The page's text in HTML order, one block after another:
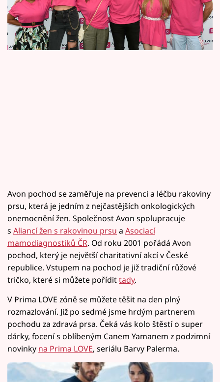
Sledujte prima+
Filmový festival Karlovy Vary
zóně, kde se budeme moci nechat hýčkat.
Avon pochod se zaměřuje na prevenci a léčbu rakoviny
prsu, která je jedním z nejčastějších onkologických
onemocnění žen. Společnost Avon spolupracuje
s Aliancí žen s rakovinou prsu a Asociací
mamodiagnostiků ČR. Od roku 2001 pořádá Avon
pochod, který je největší charitativní akcí v České
republice. Vstupem na pochod je již tradiční růžové
tričko, které si můžete pořídittady.
V Prima LOVE zóně se můžete těšit na den plný
rozmazlování. Již po sedmé jsme hrdým partnerem
pochodu za zdravá prsa. Čeká vás kolo štěstí o super
dárky, focení s oblíbeným Canem Yamanem z podzimní
novinky na Prima LOVE, seriálu Barvy Palerma.